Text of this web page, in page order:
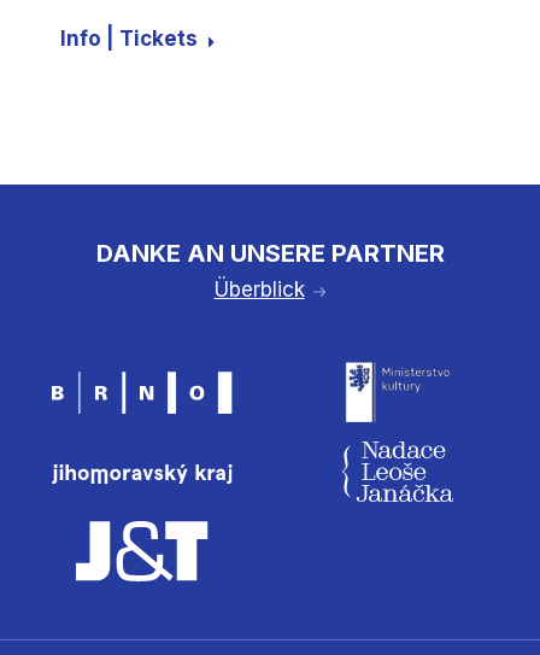
Info | Tickets
DANKE AN UNSERE PARTNER
Überblick